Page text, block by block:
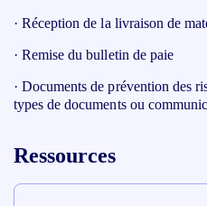
· Réception de la livraison de
· Remise du bulletin de paie
· Documents de prévention des
types de documents ou
Ressources